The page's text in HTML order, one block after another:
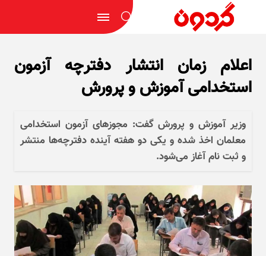
اعلام زمان انتشار دفترچه آزمون
استخدامی آموزش و پرورش
وزیر آموزش و پرورش گفت: مجوز‌های آزمون استخدامی
معلمان اخذ شده و یکی دو هفته آینده دفترچه‌ها منتشر
و ثبت نام آغاز می‌شود.